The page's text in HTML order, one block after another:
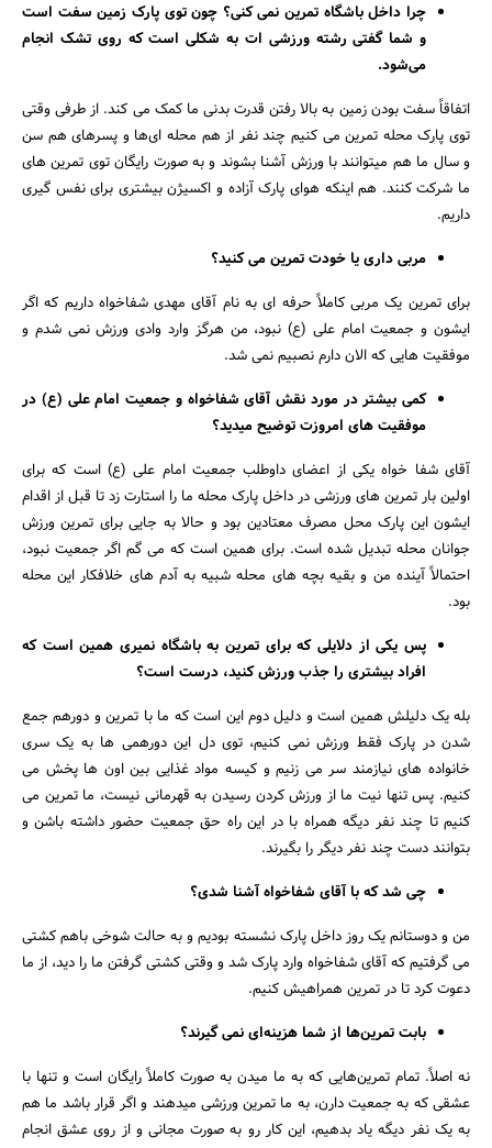
چرا داخل باشگاه تمرین نمی کنی؟ چون توی پارک زمین سفت است
و شما گفتی رشته ورزشی ات به شکلی است که روی تشک انجام
می‌شود.
اتفاقاً سفت بودن زمین به بالا رفتن قدرت بدنی ما کمک می کند. از طرفی وقتی
توی پارک محله تمرین می کنیم چند نفر از هم محله ای‌ها و پسرهای هم سن
و سال ما هم میتوانند با ورزش آشنا بشوند و به صورت رایگان توی تمرین های
ما شرکت کنند. هم اینکه هوای پارک آزاده و اکسیژن بیشتری برای نفس گیری
داریم.
مربی داری یا خودت تمرین می کنید؟
برای تمرین یک مربی کاملاً حرفه ای به نام آقای مهدی شفاخواه داریم که اگر
ایشون و جمعیت امام علی (ع) نبود، من هرگز وارد وادی ورزش نمی شدم و
موفقیت هایی که الان دارم نصبیم نمی شد.
کمی بیشتر در مورد نقش آقای شفاخواه و جمعیت امام علی (ع) در
موفقیت های امروزت توضیح میدید؟
آقای شفا خواه یکی از اعضای داوطلب جمعیت امام علی (ع) است که برای
اولین بار تمرین های ورزشی در داخل پارک محله ما را استارت زد تا قبل از اقدام
ایشون این پارک محل مصرف معتادین بود و حالا به جایی برای تمرین ورزش
جوانان محله تبدیل شده است. برای همین است که می گم اگر جمعیت نبود،
احتمالاً آینده من و بقیه بچه های محله شبیه به آدم های خلافکار این محله
بود.
پس یکی از دلایلی که برای تمرین به باشگاه نمیری همین است که
افراد بیشتری را جذب ورزش کنید، درست است؟
بله یک دلیلش همین است و دلیل دوم این است که ما با تمرین و دورهم جمع
شدن در پارک فقط ورزش نمی کنیم، توی دل این دورهمی ها به یک سری
خانواده های نیازمند سر می زنیم و کیسه مواد غذایی بین اون ها پخش می
کنیم. پس تنها نیت ما از ورزش کردن رسیدن به قهرمانی نیست، ما تمرین می
کنیم تا چند نفر دیگه همراه با در این راه حق جمعیت حضور داشته باشن و
بتوانند دست چند نفر دیگر را بگیرند.
چی شد که با آقای شفاخواه آشنا شدی؟
من و دوستانم یک روز داخل پارک نشسته بودیم و به حالت شوخی باهم کشتی
می گرفتیم که آقای شفاخواه وارد پارک شد و وقتی کشتی گرفتن ما را دید، از ما
دعوت کرد تا در تمرین همراهیش کنیم.
بابت تمرین‌ها از شما هزینه‌ای نمی گیرند؟
نه اصلاً. تمام تمرین‌هایی که به ما میدن به صورت کاملاً رایگان است و تنها با
عشقی که به جمعیت دارن، به ما تمرین ورزشی میدهند و اگر قرار باشد ما هم
به یک نفر دیگه یاد بدهیم، این کار رو به صورت مجانی و از روی عشق انجام